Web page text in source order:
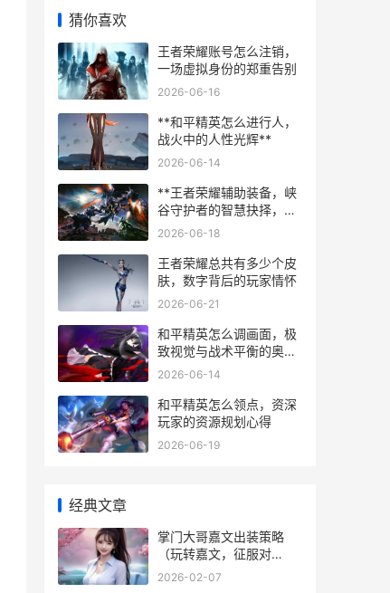
猜你喜欢
王者荣耀账号怎么注销，
一场虚拟身份的郑重告别
2026-06-16
**和平精英怎么进行人，
战火中的人性光辉**
2026-06-14
**王者荣耀辅助装备，峡
谷守护者的智慧抉择，副
标题，战术视野与团队生
2026-06-18
王者荣耀总共有多少个皮
肤，数字背后的玩家情怀
2026-06-21
和平精英怎么调画面，极
致视觉与战术平衡的奥
秘，副标题，资深玩家的
2026-06-14
和平精英怎么领点，资深
玩家的资源规划心得
2026-06-19
经典文章
掌门大哥嘉文出装策略
（玩转嘉文，征服对
手！）
2026-02-07